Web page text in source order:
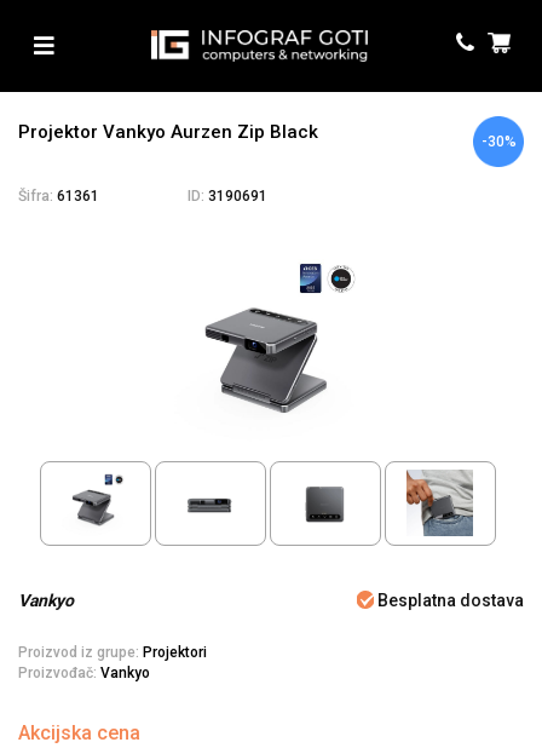
Projektor Vankyo Aurzen Zip Black -30%
Šifra: 61361 ID: 3190691
Vankyo Besplatna dostava
Proizvod iz grupe: Projektori
Proizvođač: Vankyo
Akcijska cena